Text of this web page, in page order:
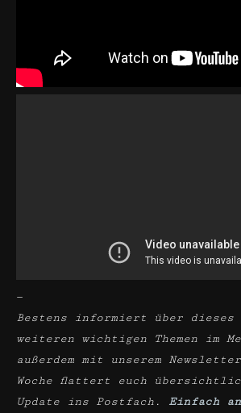
—
Bestens informiert über dieses
weiteren wichtigen Themen im
außerdem mit unserem
Woche flattert euch
Update ins Postfach.
Einfach